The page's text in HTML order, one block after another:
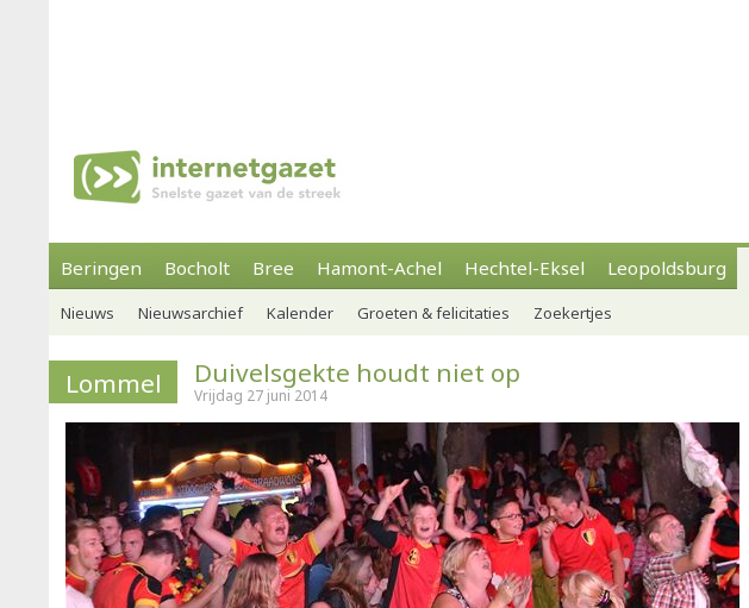
Beringen Bocholt Bree Hamont-Achel Hechtel-Eksel Leopoldsburg
Nieuws Nieuwsarchief Kalender Groeten & felicitaties Zoekertjes
Lommel Duivelsgekte houdt niet op
Vrijdag 27 juni 2014